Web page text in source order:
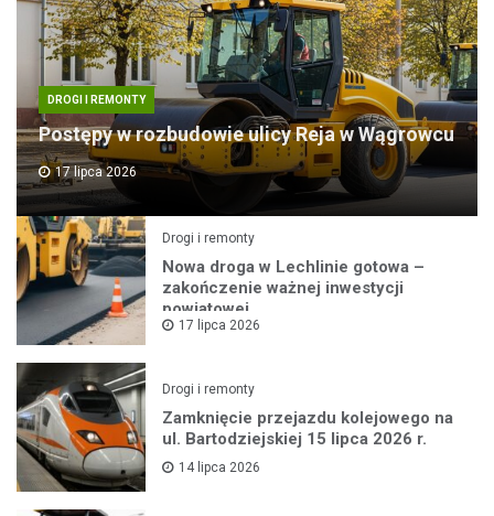
DROGI I REMONTY
Postępy w rozbudowie ulicy Reja w Wągrowcu
17 lipca 2026
Drogi i remonty
Nowa droga w Lechlinie gotowa –
zakończenie ważnej inwestycji
powiatowej
17 lipca 2026
Drogi i remonty
Zamknięcie przejazdu kolejowego na
ul. Bartodziejskiej 15 lipca 2026 r.
14 lipca 2026